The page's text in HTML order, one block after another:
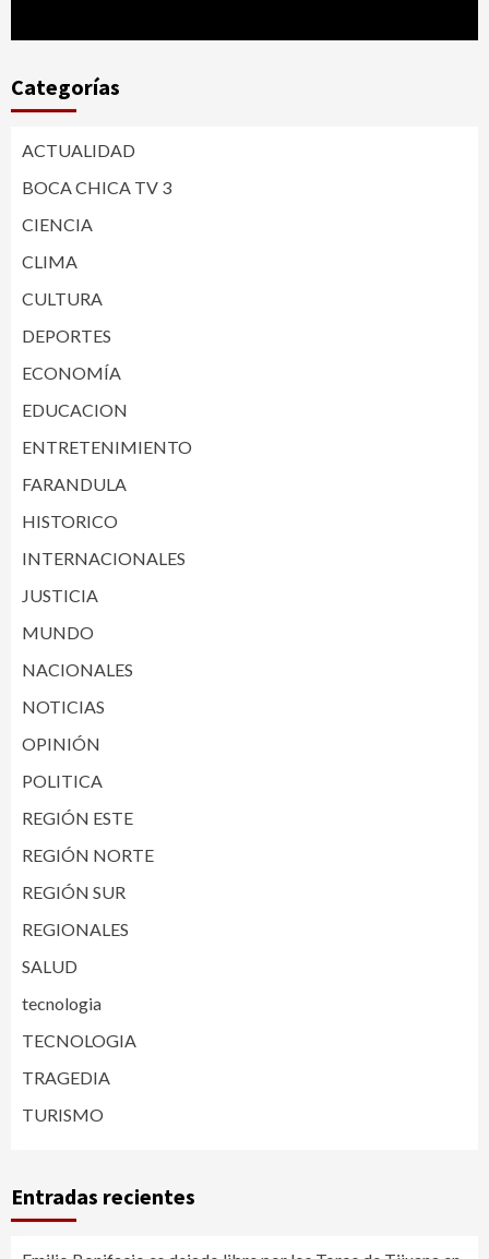
Categorías
ACTUALIDAD
BOCA CHICA TV 3
CIENCIA
CLIMA
CULTURA
DEPORTES
ECONOMÍA
EDUCACION
ENTRETENIMIENTO
FARANDULA
HISTORICO
INTERNACIONALES
JUSTICIA
MUNDO
NACIONALES
NOTICIAS
OPINIÓN
POLITICA
REGIÓN ESTE
REGIÓN NORTE
REGIÓN SUR
REGIONALES
SALUD
tecnologia
TECNOLOGIA
TRAGEDIA
TURISMO
Entradas recientes